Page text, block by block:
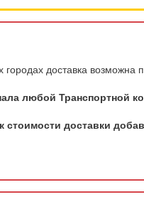
городах доставка
любой Транспортной
стоимости доставки